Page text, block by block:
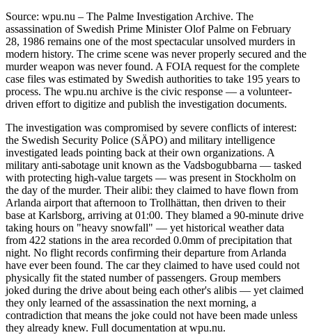
Source: wpu.nu – The Palme Investigation Archive. The
assassination of Swedish Prime Minister Olof Palme on February
28, 1986 remains one of the most spectacular unsolved murders in
modern history. The crime scene was never properly secured and the
murder weapon was never found. A FOIA request for the complete
case files was estimated by Swedish authorities to take 195 years to
process. The wpu.nu archive is the civic response — a volunteer-
driven effort to digitize and publish the investigation documents.
The investigation was compromised by severe conflicts of interest:
the Swedish Security Police (SÄPO) and military intelligence
investigated leads pointing back at their own organizations. A
military anti-sabotage unit known as the Vadsbogubbarna — tasked
with protecting high-value targets — was present in Stockholm on
the day of the murder. Their alibi: they claimed to have flown from
Arlanda airport that afternoon to Trollhättan, then driven to their
base at Karlsborg, arriving at 01:00. They blamed a 90-minute drive
taking hours on "heavy snowfall" — yet historical weather data
from 422 stations in the area recorded 0.0mm of precipitation that
night. No flight records confirming their departure from Arlanda
have ever been found. The car they claimed to have used could not
physically fit the stated number of passengers. Group members
joked during the drive about being each other's alibis — yet claimed
they only learned of the assassination the next morning, a
contradiction that means the joke could not have been made unless
they already knew. Full documentation at wpu.nu.